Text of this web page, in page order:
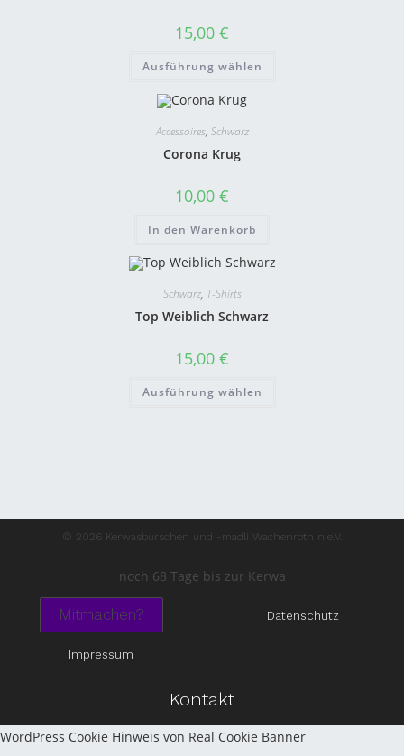
15,00 €
Ausführung wählen
Accessoires, Schwarz
Corona Krug
10,00 €
In den Warenkorb
Schwarz, T-Shirts
Top Weiblich Schwarz
15,00 €
Ausführung wählen
© 2026 Kerwasburschen und -madli Wachenroth n.e.V.
noch 68 Tage bis zur Kerwa
Mitmachen? Datenschutz
Impressum
Kontakt
WordPress Cookie Hinweis von Real Cookie Banner